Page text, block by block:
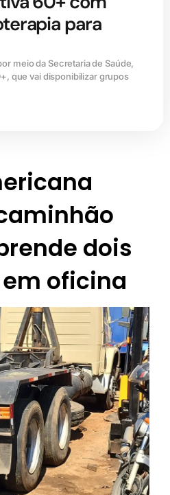
para
meio da Secretaria de Saúde,
que vai disponibilizar grupos
dois
oficina